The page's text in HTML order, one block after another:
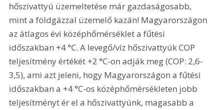
hőszivattyú üzemeltetése már gazdaságosabb,
mint a földgázzal üzemelő kazán! Magyarországon
az átlagos évi középhőmérséklet a fűtési
időszakban +4 °C. A levegő/víz hőszivattyúk COP
teljesítmény értékét +2 °C-on adják meg (COP: 2,6-
3,5), ami azt jeleni, hogy Magyarországon a fűtési
időszakban a +4 °C-os középhőmérsékleten jobb
teljesítményt ér el a hőszivattyúnk, magasabb a